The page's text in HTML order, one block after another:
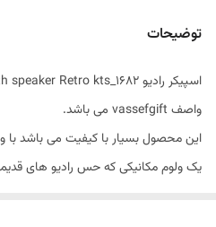
توضیحات
واصف vassefgift می باشد.
این محصول بسیار با کیفیت می باشد با
یک ولوم مکانیکی که حس رادیو های